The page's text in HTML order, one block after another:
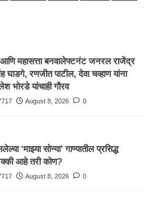
महासत्ता बनवालेफ्टनंट जनरल राजेंद्र
घाडगे, रणजीत पाटील, देवा चव्हाण यांना
भोरडे यांचाही गौरव
August 8, 2026 0
‘माझ्या सोन्या’ गाण्यातील प्रसिद्ध
आहे तरी कोण?
August 8, 2026 0